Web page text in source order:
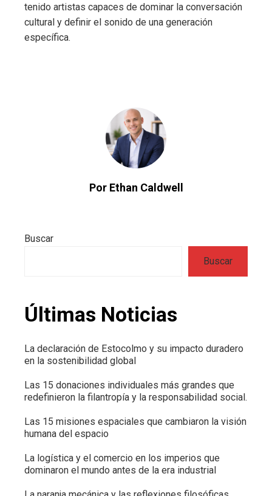
tenido artistas capaces de dominar la conversación
cultural y definir el sonido de una generación
específica.
Por Ethan Caldwell
Buscar
Buscar
Últimas Noticias
La declaración de Estocolmo y su impacto duradero
en la sostenibilidad global
Las 15 donaciones individuales más grandes que
redefinieron la filantropía y la responsabilidad social.
Las 15 misiones espaciales que cambiaron la visión
humana del espacio
La logística y el comercio en los imperios que
dominaron el mundo antes de la era industrial